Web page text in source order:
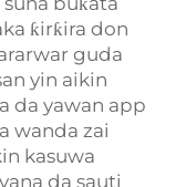
ƙirƙira don
guda
yin aikin
da yawan app
wanda zai
kasuwa
da sauti